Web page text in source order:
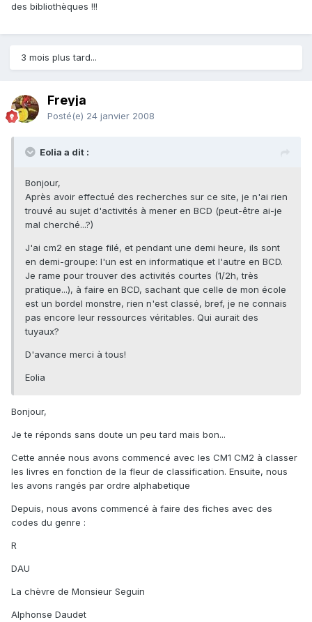
des bibliothèques !!!
3 mois plus tard...
Freyja
Posté(e) 24 janvier 2008
Eolia a dit :
Bonjour,
Après avoir effectué des recherches sur ce site, je n'ai rien
trouvé au sujet d'activités à mener en BCD (peut-être ai-je
mal cherché...?)
J'ai cm2 en stage filé, et pendant une demi heure, ils sont
en demi-groupe: l'un est en informatique et l'autre en BCD.
Je rame pour trouver des activités courtes (1/2h, très
pratique...), à faire en BCD, sachant que celle de mon école
est un bordel monstre, rien n'est classé, bref, je ne connais
pas encore leur ressources véritables. Qui aurait des
tuyaux?
D'avance merci à tous!
Eolia
Bonjour,
Je te réponds sans doute un peu tard mais bon...
Cette année nous avons commencé avec les CM1 CM2 à classer
les livres en fonction de la fleur de classification. Ensuite, nous
les avons rangés par ordre alphabetique
Depuis, nous avons commencé à faire des fiches avec des
codes du genre :
R
DAU
La chèvre de Monsieur Seguin
Alphonse Daudet